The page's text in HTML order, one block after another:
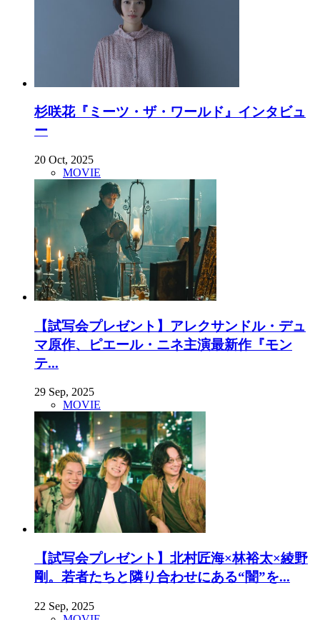
杉咲花『ミーツ・ザ・ワールド』インタビュ
ー
20 Oct, 2025
MOVIE
【試写会プレゼント】アレクサンドル・デュ
マ原作、ピエール・ニネ主演最新作『モン
テ...
29 Sep, 2025
MOVIE
【試写会プレゼント】北村匠海×林裕太×綾野
剛。若者たちと隣り合わせにある“闇”を...
22 Sep, 2025